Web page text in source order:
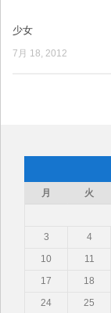
少女
7月 18, 2012
月 火
3
4
10
11
17
18
24
25